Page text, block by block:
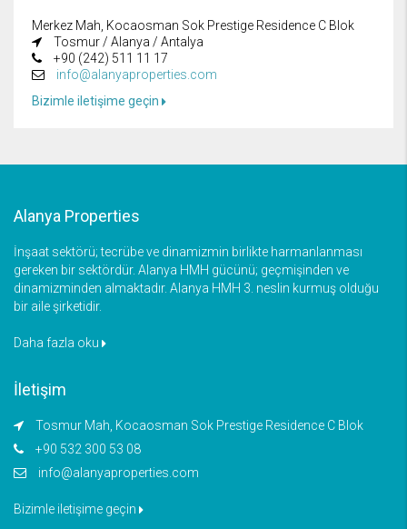
Merkez Mah, Kocaosman Sok Prestige Residence C Blok
Tosmur / Alanya / Antalya
+90 (242) 511 11 17
info@alanyaproperties.com
Bizimle iletişime geçin
Alanya Properties
İnşaat sektörü; tecrübe ve dinamizmin birlikte harmanlanması
gereken bir sektördür. Alanya HMH gücünü; geçmişinden ve
dinamizminden almaktadır. Alanya HMH 3. neslin kurmuş olduğu
bir aile şirketidir.
Daha fazla oku
İletişim
Tosmur Mah, Kocaosman Sok Prestige Residence C Blok
+90 532 300 53 08
info@alanyaproperties.com
Bizimle iletişime geçin